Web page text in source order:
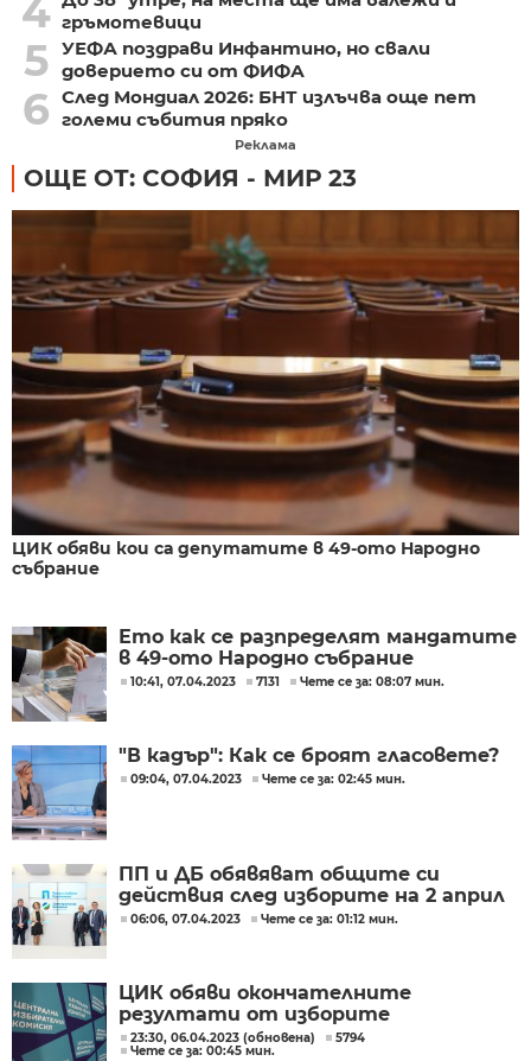
4 гръмотевици
5 УЕФА поздрави Инфантино, но свали
доверието си от ФИФА
6 След Мондиал 2026: БНТ излъчва още пет
големи събития пряко
Реклама
ОЩЕ ОТ: СОФИЯ - МИР 23
ЦИК обяви кои са депутатите в 49-ото Народно
събрание
Ето как се разпределят мандатите
в 49-ото Народно събрание
10:41, 07.04.2023 7131 Чете се за: 08:07 мин.
"В кадър": Как се броят гласовете?
09:04, 07.04.2023 Чете се за: 02:45 мин.
ПП и ДБ обявяват общите си
действия след изборите на 2 април
06:06, 07.04.2023 Чете се за: 01:12 мин.
ЦИК обяви окончателните
резултати от изборите
23:30, 06.04.2023 (обновена)
5794
Чете се за: 00:45 мин.